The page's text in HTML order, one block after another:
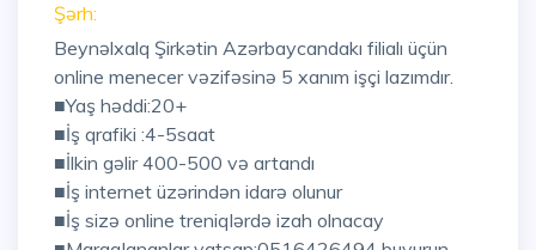
Şərh:
Beynəlxalq Şirkətin Azərbaycandakı filialı üçün
online menecer vəzifəsinə 5 xanım işçi lazımdır.
■Yaş həddi:20+
■İş qrafiki :4-5saat
■İlkin gəlir 400-500 və artandı
■İş internet üzərindən idarə olunur
■İş sizə online treniqlərdə izah olnacay